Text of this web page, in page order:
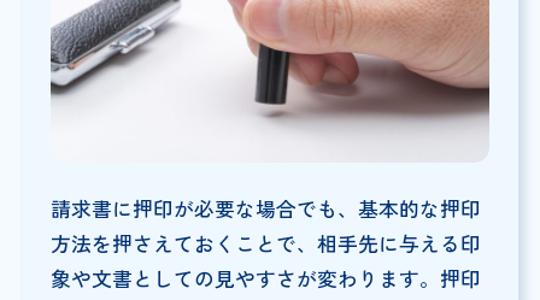
請求書に押印が必要な場合でも、基本的な押印
方法を押さえておくことで、相手先に与える印
象や文書としての見やすさが変わります。押印